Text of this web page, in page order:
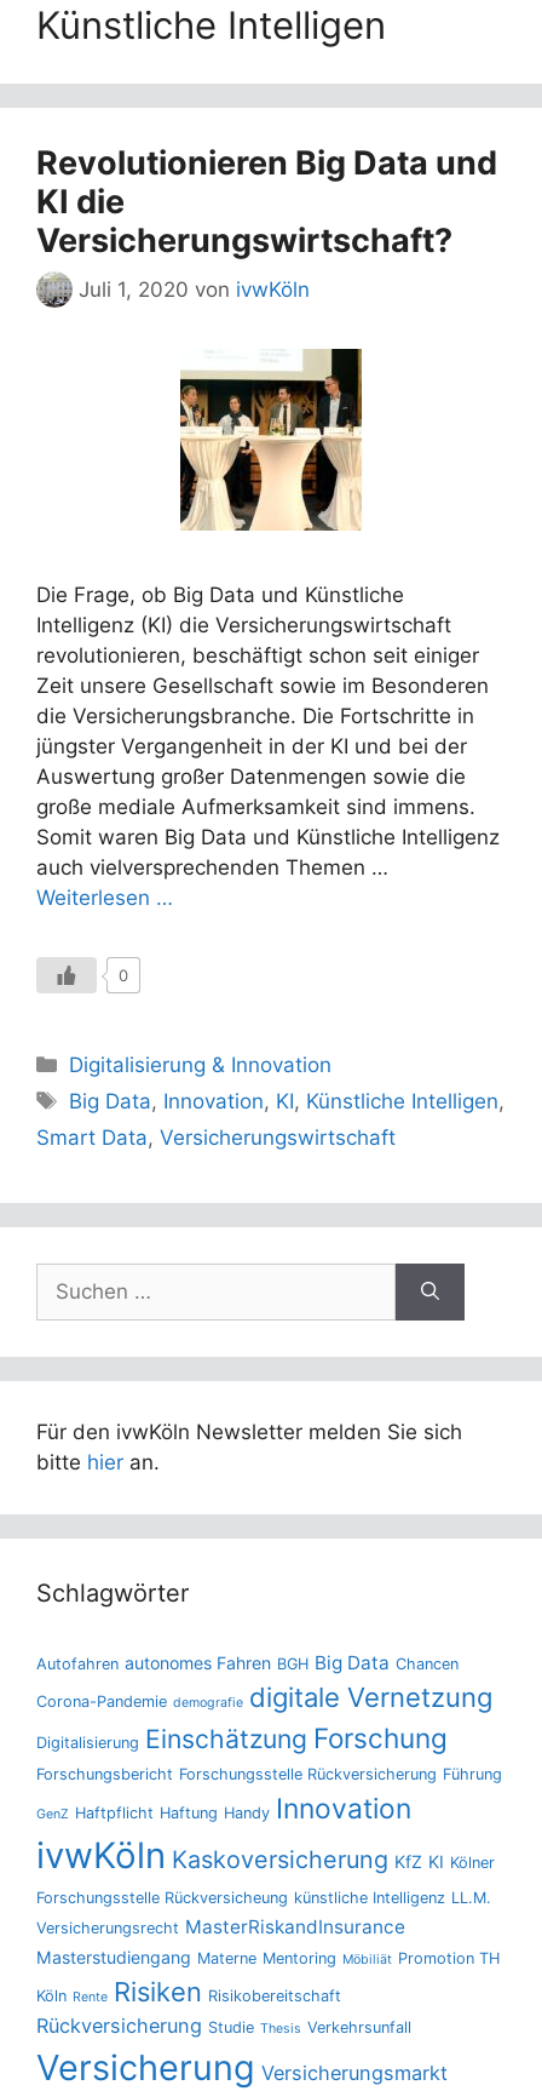
Künstliche Intelligen
Revolutionieren Big Data und
KI die
Versicherungswirtschaft?
Juli 1, 2020 von ivwKöln
Die Frage, ob Big Data und Künstliche
Intelligenz (KI) die Versicherungswirtschaft
revolutionieren, beschäftigt schon seit einiger
Zeit unsere Gesellschaft sowie im Besonderen
die Versicherungsbranche. Die Fortschritte in
jüngster Vergangenheit in der KI und bei der
Auswertung großer Datenmengen sowie die
große mediale Aufmerksamkeit sind immens.
Somit waren Big Data und Künstliche Intelligenz
auch vielversprechenden Themen …
Weiterlesen …
0
Kategorien
Digitalisierung & Innovation
Schlagwörter
Big Data, Innovation, KI, Künstliche Intelligen,
Smart Data, Versicherungswirtschaft
Suchen
nach:
Für den ivwKöln Newsletter melden Sie sich
bitte hier an.
Schlagwörter
Autofahren autonomes Fahren BGH Big Data Chancen
Corona-Pandemie demografie digitale Vernetzung
Digitalisierung Einschätzung Forschung
Forschungsbericht Forschungsstelle Rückversicherung Führung
GenZ Haftpflicht Haftung Handy Innovation
ivwKöln Kaskoversicherung KfZ KI Kölner
Forschungsstelle Rückversicheung künstliche Intelligenz LL.M.
Versicherungsrecht MasterRiskandInsurance
Masterstudiengang Materne Mentoring Möbiliät Promotion TH
Köln Rente Risiken Risikobereitschaft
Rückversicherung Studie Thesis Verkehrsunfall
Versicherung Versicherungsmarkt